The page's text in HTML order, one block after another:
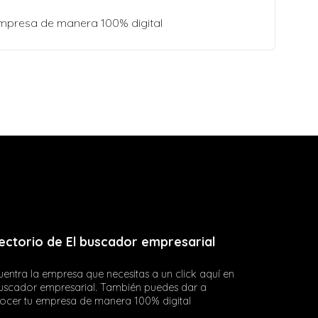
de manera 100% digital
de El buscador empresarial
la empresa que necesitas a un click aquí en
empresarial. También puedes dar a
tu empresa de manera 100% digital